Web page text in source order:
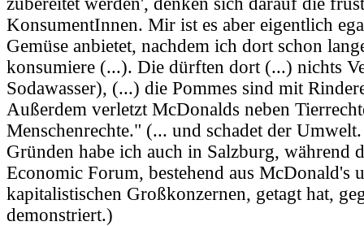
KonsumentInnen. Mir ist es aber eigentlich
Gemüse anbietet, nachdem ich dort schon
konsumiere (...). Die dürften dort (...) nichts
Sodawasser), (...) die Pommes sind mit
Außerdem verletzt McDonalds neben
Menschenrechte." (... und schadet der
Gründen habe ich auch in Salzburg, während
Economic Forum, bestehend aus McDonald's
kapitalistischen Großkonzernen, getagt hat,
demonstriert.)